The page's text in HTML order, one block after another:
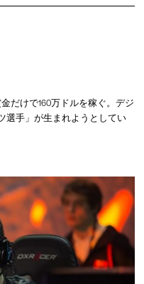
だけで160万ドルを稼ぐ。デジ
選手」が生まれようとしてい